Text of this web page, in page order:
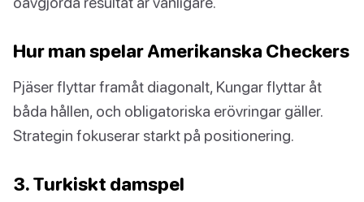
Hur man spelar Amerikanska Checkers
Pjäser flyttar framåt diagonalt, Kungar flyttar åt
båda hållen, och obligatoriska erövringar gäller.
Strategin fokuserar starkt på positionering.
3. Turkiskt damspel